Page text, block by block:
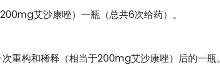
艾沙康唑）一瓶（总共6次给药）。
重构和稀释（相当于200mg艾沙康唑）后的一瓶。